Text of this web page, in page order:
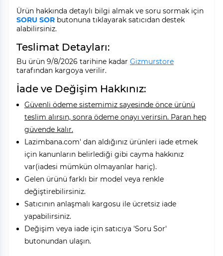
Ürün hakkında detaylı bilgi almak ve soru sormak için
SORU SOR butonuna tıklayarak satıcıdan destek
alabilirsiniz.
Teslimat Detayları:
Bu ürün 9/8/2026 tarihine kadar Gizmurstore
tarafından kargoya verilir.
İade ve Değişim Hakkınız:
Güvenli ödeme sistemimiz sayesinde önce ürünü
teslim alırsın, sonra ödeme onayı verirsin. Paran hep
güvende kalır.
Lazimbana.com' dan aldığınız ürünleri iade etmek
için kanunların belirlediği gibi cayma hakkınız
var(iadesi mümkün olmayanlar hariç).
Gelen ürünü farklı bir model veya renkle
değiştirebilirsiniz.
Satıcının anlaşmalı kargosu ile ücretsiz iade
yapabilirsiniz.
Değişim veya iade için satıcıya 'Soru Sor'
butonundan ulaşın.